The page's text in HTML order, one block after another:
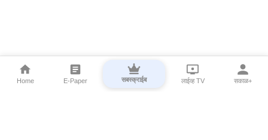
Home E-Paper सबस्क्राईब लाईव्ह TV सकाळ+